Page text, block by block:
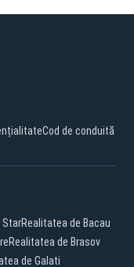
Cod de conduită
StarRealitatea de Bacau
Realitatea de Brasov
de Galati